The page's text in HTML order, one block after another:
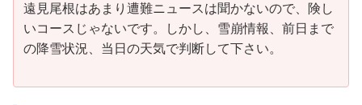
遠見尾根はあまり遭難ニュースは聞かないので、険し
いコースじゃないです。しかし、雪崩情報、前日まで
の降雪状況、当日の天気で判断して下さい。